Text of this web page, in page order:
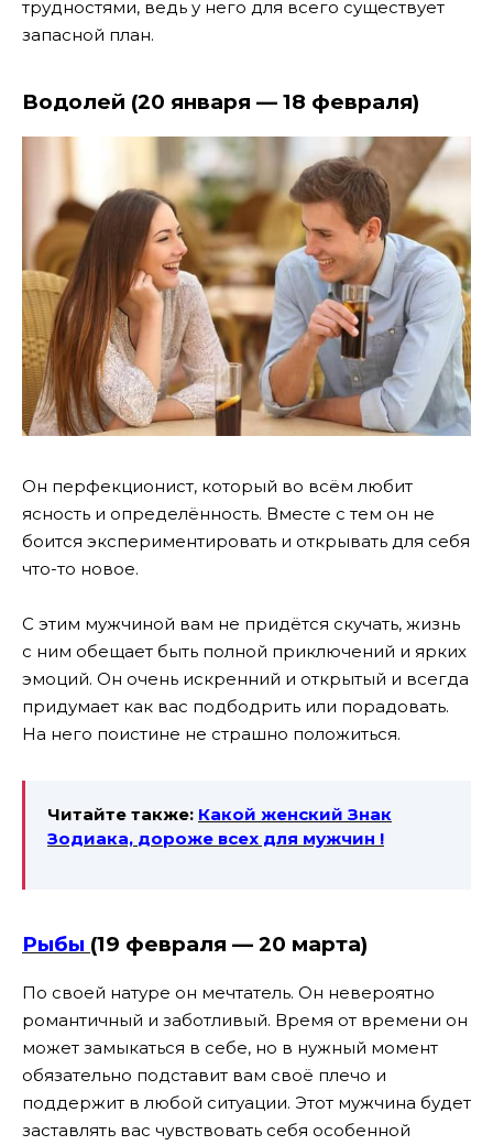
трудностями, ведь у него для всего существует
запасной план.
Водолей (20 января — 18 февраля)
Он перфекционист, который во всём любит
ясность и определённость. Вместе с тем он не
боится экспериментировать и открывать для себя
что-то новое.
С этим мужчиной вам не придётся скучать, жизнь
с ним обещает быть полной приключений и ярких
эмоций. Он очень искренний и открытый и всегда
придумает как вас подбодрить или порадовать.
На него поистине не страшно положиться.
Читайте также: Какой женский Знак
Зодиака, дороже всех для мужчин !
Рыбы (19 февраля — 20 марта)
По своей натуре он мечтатель. Он невероятно
романтичный и заботливый. Время от времени он
может замыкаться в себе, но в нужный момент
обязательно подставит вам своё плечо и
поддержит в любой ситуации. Этот мужчина будет
заставлять вас чувствовать себя особенной